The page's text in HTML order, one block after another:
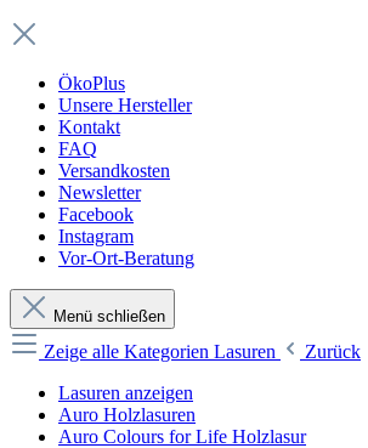
ÖkoPlus
Unsere Hersteller
Kontakt
FAQ
Versandkosten
Newsletter
Facebook
Instagram
Vor-Ort-Beratung
Menü schließen
Zeige alle Kategorien Lasuren
Zurück
Lasuren anzeigen
Auro Holzlasuren
Auro Colours for Life Holzlasur